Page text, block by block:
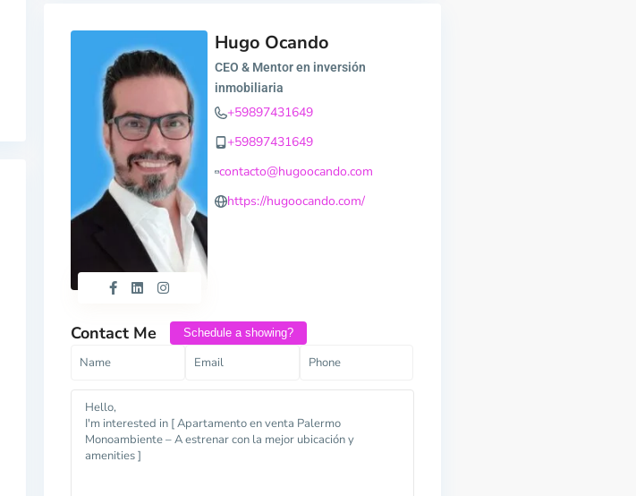
Hugo Ocando
CEO & Mentor en inversión
inmobiliaria
+59897431649
+59897431649
contacto@hugoocando.com
https://hugoocando.com/
Contact Me Schedule a showing?